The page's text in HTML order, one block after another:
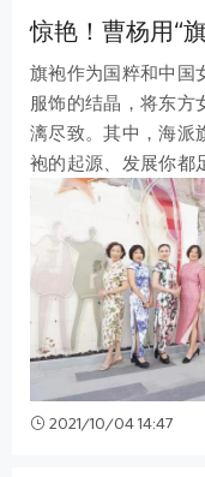
惊艳！曹杨用“
旗袍作为国粹和中国
服饰的结晶，将东方
漓尽致。其中，海派
袍的起源、发展你都
感吗？ 为弘扬中华传
2021/10/04 14:47